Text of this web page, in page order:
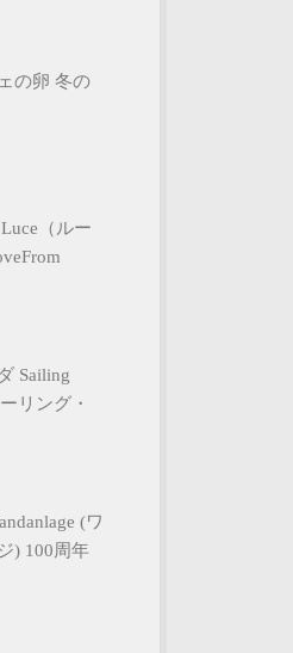
の卵 冬の
（ルー
Sailing
リング・
(ワ
) 100周年